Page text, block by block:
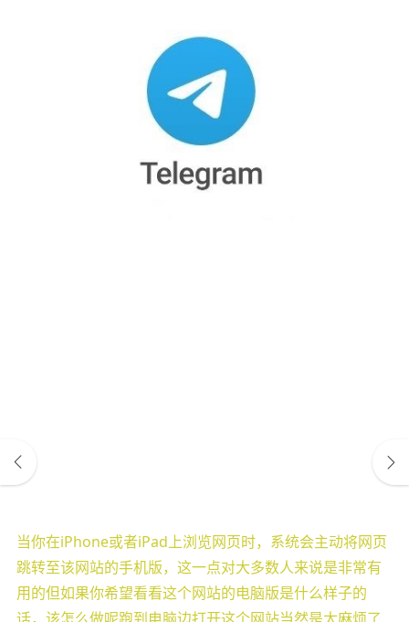
当你在iPhone或者iPad上浏览网页时，系统会主动将网页
跳转至该网站的手机版，这一点对大多数人来说是非常有
用的但如果你希望看看这个网站的电脑版是什么样子的